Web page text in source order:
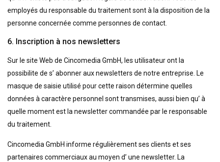
employés du responsable du traitement sont à la disposition de la
personne concernée comme personnes de contact.
6. Inscription à nos newsletters
Sur le site Web de Cincomedia GmbH, les utilisateur ont la
possibilite de s’ abonner aux newsletters de notre entreprise. Le
masque de saisie utilisé pour cette raison détermine quelles
données à caractère personnel sont transmises, aussi bien qu’ à
quelle moment est la newsletter commandée par le responsable
du traitement.
Cincomedia GmbH informe régulièrement ses clients et ses
partenaires commerciaux au moyen d’ une newsletter. La